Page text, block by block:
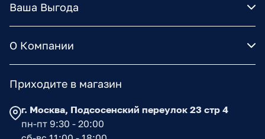
Ваша Выгода
О Компании
Приходите в магазин
г. Москва, Подсосенский переулок 23 стр 4
пн-пт 9:30 - 20:00